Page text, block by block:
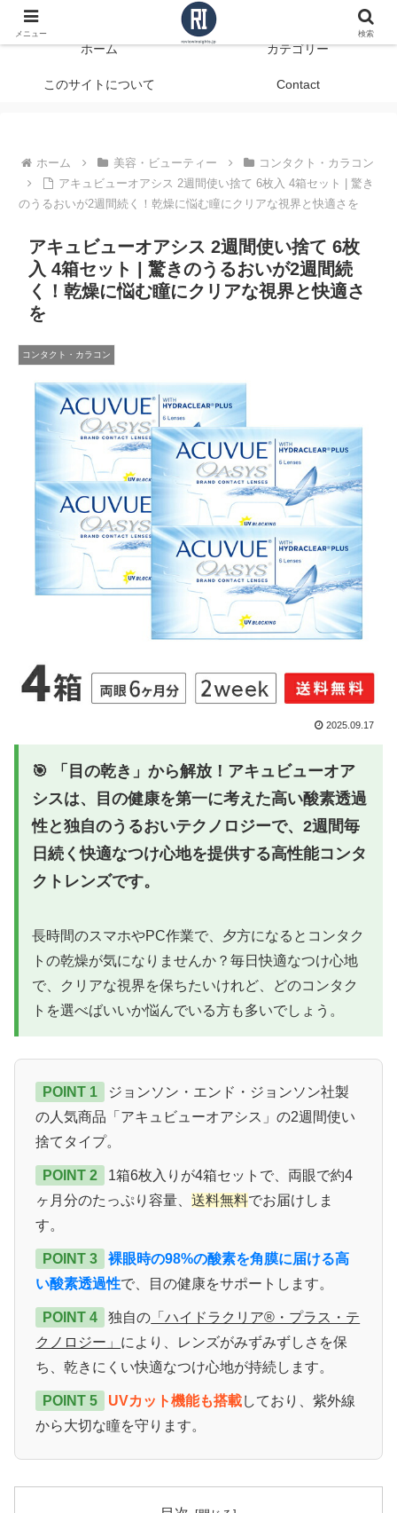
データで見る、本当に役立つ商品レビュー
ホーム カテゴリー
このサイトについて Contact
ホーム 美容・ビューティー
コンタクト・カラコン
アキュビューオアシス 2週間使い捨て 6枚入 4箱セット | 驚き
のうるおいが2週間続く！乾燥に悩む瞳にクリアな視界と快適さを
アキュビューオアシス 2週間使い捨て 6枚
入 4箱セット | 驚きのうるおいが2週間続
く！乾燥に悩む瞳にクリアな視界と快適さ
を
コンタクト・カラコン
2025.09.17
🎯 「目の乾き」から解放！アキュビューオア
シスは、目の健康を第一に考えた高い酸素透過
性と独自のうるおいテクノロジーで、2週間毎
日続く快適なつけ心地を提供する高性能コンタ
クトレンズです。
長時間のスマホやPC作業で、夕方になるとコンタク
トの乾燥が気になりませんか？毎日快適なつけ心地
で、クリアな視界を保ちたいけれど、どのコンタク
トを選べばいいか悩んでいる方も多いでしょう。
POINT 1
ジョンソン・エンド・ジョンソン社製
の人気商品「アキュビューオアシス」の2週間使い
捨てタイプ。
POINT 2
1箱6枚入りが4箱セットで、両眼で約4
ヶ月分のたっぷり容量、送料無料でお届けしま
す。
POINT 3
裸眼時の98%の酸素を角膜に届ける高
い酸素透過性で、目の健康をサポートします。
POINT 4 独自の 「ハイドラクリア®・プラス・テ
クノロジー」 により、レンズがみずみずしさを保
ち、乾きにくい快適なつけ心地が持続します。
POINT 5 UVカット機能も搭載しており、紫外線
から大切な瞳を守ります。
メニュー 検索